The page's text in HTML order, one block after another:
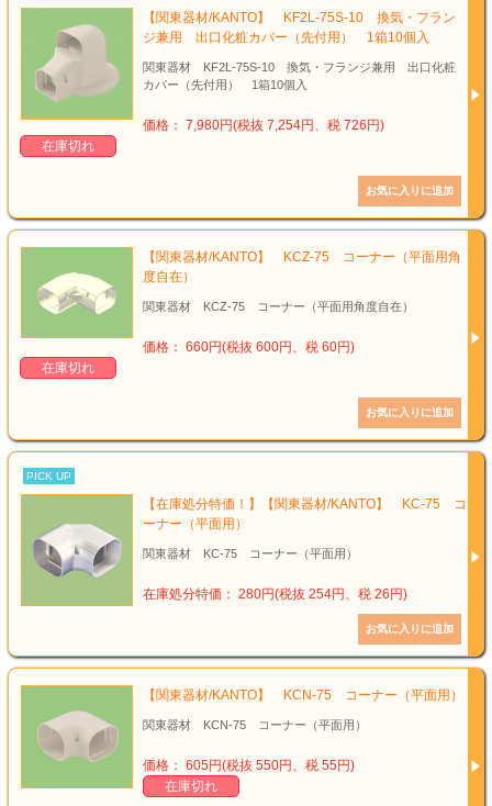
【関東器材/KANTO】 KF2L-75S-10 換気・フラン
ジ兼用 出口化粧カバー（先付用） 1箱10個入
関東器材 KF2L-75S-10 換気・フランジ兼用 出口化粧
カバー（先付用） 1箱10個入
価格： 7,980円(税抜 7,254円、税 726円)
在庫切れ
【関東器材/KANTO】 KCZ-75 コーナー（平面用角
度自在）
関東器材 KCZ-75 コーナー（平面用角度自在）
価格： 660円(税抜 600円、税 60円)
在庫切れ
PICK UP
【在庫処分特価！】【関東器材/KANTO】 KC-75 コ
ーナー（平面用）
関東器材 KC-75 コーナー（平面用）
在庫処分特価： 280円(税抜 254円、税 26円)
【関東器材/KANTO】 KCN-75 コーナー（平面用）
関東器材 KCN-75 コーナー（平面用）
価格： 605円(税抜 550円、税 55円)
在庫切れ